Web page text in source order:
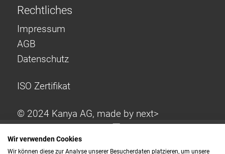
Rechtliches
Impressum
AGB
Datenschutz
ISO Zertifikat
© 2024 Kanya AG, made by next>
Wir verwenden Cookies
Wir können diese zur Analyse unserer Besucherdaten platzieren, um unsere